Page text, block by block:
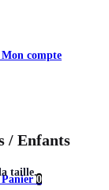
Mon compte
Panier 0
/ Enfants
taille.